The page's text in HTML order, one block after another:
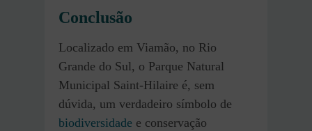
Conclusão
Localizado em Viamão, no Rio
Grande do Sul, o Parque Natural
Municipal Saint-Hilaire é, sem
dúvida, um verdadeiro símbolo de
biodiversidade e conservação